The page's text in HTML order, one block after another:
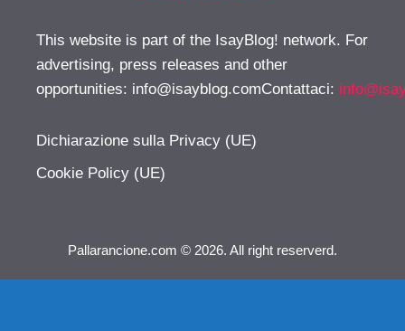
This website is part of the IsayBlog! network. For
advertising, press releases and other
opportunities: info@isayblog.comContattaci:
Dichiarazione sulla Privacy (UE)
Cookie Policy (UE)
Pallarancione.com © 2026. All right reserverd.